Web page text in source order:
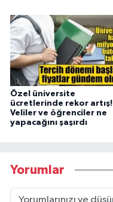
Özel üniversite
ücretlerinde rekor artış!
Veliler ve öğrenciler ne
yapacağını şaşırdı
Yorumlar